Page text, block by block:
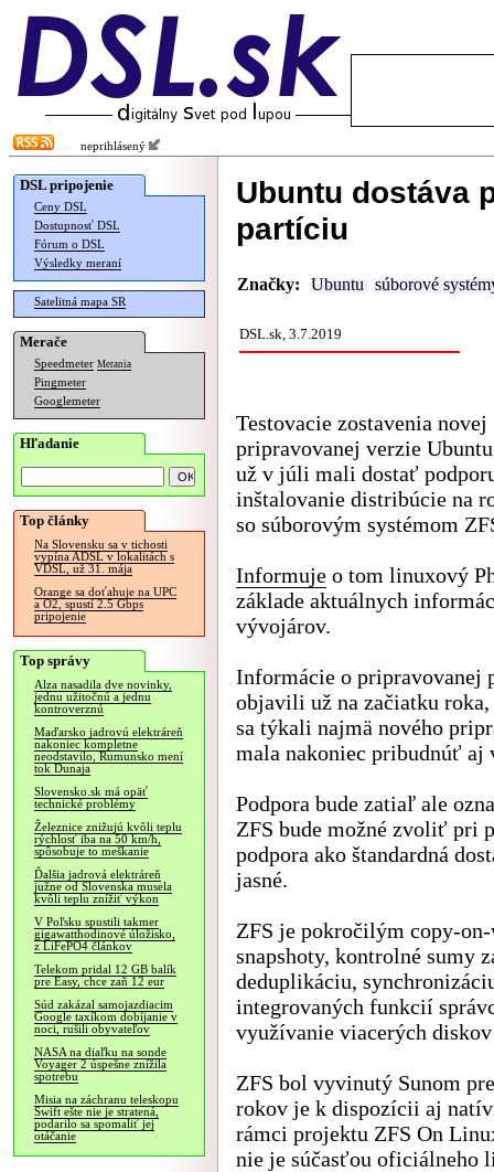
neprihlásený
DSL pripojenie
Ceny DSL
Dostupnosť DSL
Fórum o DSL
Výsledky meraní
Satelitná mapa SR
Merače
Speedmeter Merania
Pingmeter
Googlemeter
Hľadanie
Top články
Na Slovensku sa v tichosti
vypína ADSL v lokalitách s
VDSL, už 31. mája
Orange sa doťahuje na UPC
a O2, spustí 2.5 Gbps
pripojenie
Top správy
Alza nasadila dve novinky,
jednu užitočnú a jednu
kontroverznú
Maďarsko jadrovú elektráreň
nakoniec kompletne
neodstavilo, Rumunsko mení
tok Dunaja
Slovensko.sk má opäť
technické problémy
Železnice znižujú kvôli teplu
rýchlosť iba na 50 km/h,
spôsobuje to meškanie
Ďalšia jadrová elektráreň
južne od Slovenska musela
kvôli teplu znížiť výkon
V Poľsku spustili takmer
gigawatthodinové úložisko,
z LiFePO4 článkov
Telekom pridal 12 GB balík
pre Easy, chce zaň 12 eur
Súd zakázal samojazdiacim
Google taxíkom dobíjanie v
noci, rušili obyvateľov
NASA na diaľku na sonde
Voyager 2 úspešne znížila
spotrebu
Misia na záchranu teleskopu
Swift ešte nie je stratená,
podarilo sa spomaliť jej
otáčanie
Ubuntu dostáva
partíciu
Značky: Ubuntu súborové
DSL.sk, 3.7.2019
Testovacie zostavenia novej
pripravovanej verzie
už v júli mali dostať
inštalovanie distribúcie na
so súborovým systémom
Informuje o tom linuxový
základe aktuálnych
vývojárov.
Informácie o pripravovanej
objavili už na začiatku roka,
sa týkali najmä nového
mala nakoniec pribudnúť
Podpora bude zatiaľ ale
ZFS bude možné zvoliť pri
podpora ako štandardná
jasné.
ZFS je pokročilým copy-
snapshoty, kontrolné sumy
deduplikáciu,
integrovaných funkcií
využívanie viacerých
ZFS bol vyvinutý Sunom
rokov je k dispozícii aj
rámci projektu ZFS On
nie je súčasťou oficiálneho